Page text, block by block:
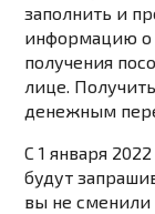
заполнить и
информацию о
получения
лице.
денежным
С 1 января
будут
вы не сменили